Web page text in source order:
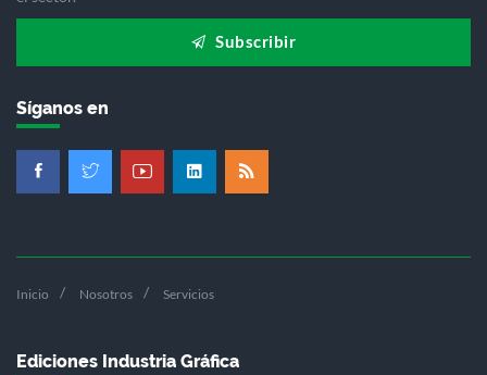
Subscribir
Síganos en
Inicio Nosotros Servicios
Ediciones Industria Gráfica